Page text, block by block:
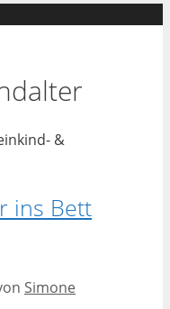
&
ins Bett
Simone